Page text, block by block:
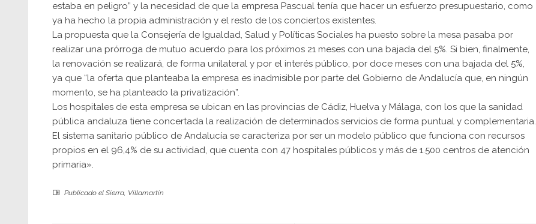
estaba en peligro” y la necesidad de que la empresa Pascual tenía que hacer un esfuerzo presupuestario, como
ya ha hecho la propia administración y el resto de los conciertos existentes.
La propuesta que la Consejería de Igualdad, Salud y Políticas Sociales ha puesto sobre la mesa pasaba por
realizar una prórroga de mutuo acuerdo para los próximos 21 meses con una bajada del 5%. Si bien, finalmente,
la renovación se realizará, de forma unilateral y por el interés público, por doce meses con una bajada del 5%,
ya que “la oferta que planteaba la empresa es inadmisible por parte del Gobierno de Andalucía que, en ningún
momento, se ha planteado la privatización”.
Los hospitales de esta empresa se ubican en las provincias de Cádiz, Huelva y Málaga, con los que la sanidad
pública andaluza tiene concertada la realización de determinados servicios de forma puntual y complementaria.
El sistema sanitario público de Andalucía se caracteriza por ser un modelo público que funciona con recursos
propios en el 96,4% de su actividad, que cuenta con 47 hospitales públicos y más de 1.500 centros de atención
primaria».
Publicado el Sierra, Villamartín